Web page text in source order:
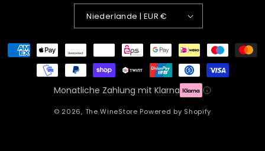
Niederlande | EUR €
Zahlungsmethoden
Monatliche Zahlung mit Klarna
© 2026, The WineStore Powered by Shopify